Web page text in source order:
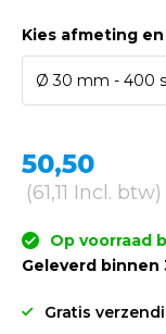
Kies afmeting
50,50
(61,11 Incl. btw)
Op voorraad
Geleverd binnen
Gratis